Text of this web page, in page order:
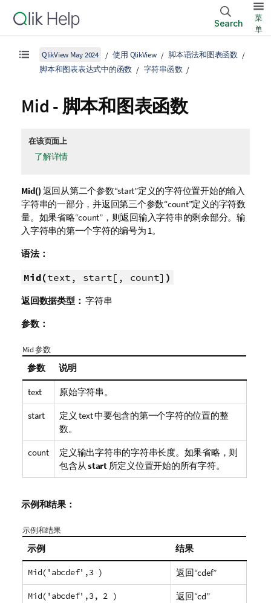
Search
菜
单
QlikView May 2024 使用 QlikView
脚本语法和图表函数
脚本和图表表达式中的函数
字符串函数
Mid - 脚本和图表函数
在该页面上
了解详情
Mid() 返回从第二个参数“start”定义的字符位置开始的输入
字符串的一部分，并返回第三个参数“count”定义的字符数
量。如果省略“count”，则返回输入字符串的剩余部分。输
入字符串的第一个字符的编号为 1。
语法：
Mid(text, start[, count] )
返回数据类型： 字符串
参数：
Mid 参数
参数 说明
text 原始字符串。
start 定义text中要包含的第一个字符的位置的整
数。
count
定义输出字符串的字符串长度。如果省略，则
包含从start所定义位置开始的所有字符。
示例和结果：
示例和结果
示例 结果
Mid('abcdef',3 ) 返回“cdef”
Mid('abcdef',3, 2 ) 返回“cd”